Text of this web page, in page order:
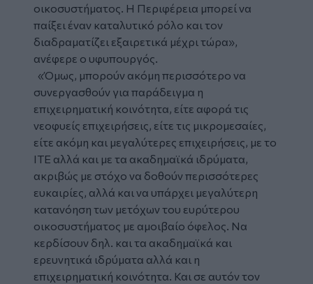
οικοσυστήματος. Η Περιφέρεια μπορεί να
παίξει έναν καταλυτικό ρόλο και τον
διαδραματίζει εξαιρετικά μέχρι τώρα»,
ανέφερε ο υφυπουργός.
«Όμως, μπορούν ακόμη περισσότερο να
συνεργασθούν για παράδειγμα η
επιχειρηματική κοινότητα, είτε αφορά τις
νεοφυείς επιχειρήσεις, είτε τις μικρομεσαίες,
είτε ακόμη και μεγαλύτερες επιχειρήσεις, με το
ΙΤΕ αλλά και με τα ακαδημαϊκά ιδρύματα,
ακριβώς με στόχο να δοθούν περισσότερες
ευκαιρίες, αλλά και να υπάρχει μεγαλύτερη
κατανόηση των μετόχων του ευρύτερου
οικοσυστήματος με αμοιβαίο όφελος. Να
κερδίσουν δηλ. και τα ακαδημαϊκά και
ερευνητικά ιδρύματα αλλά και η
επιχειρηματική κοινότητα. Και σε αυτόν τον